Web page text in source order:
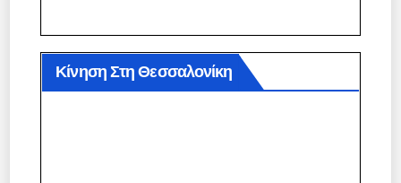
Κίνηση Στη Θεσσαλονίκη